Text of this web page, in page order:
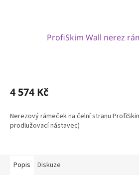
ProfiSkim Wall nerez
4 574 Kč
Nerezový rámeček na čelní stranu
prodlužovací nástavec)
Popis Diskuze